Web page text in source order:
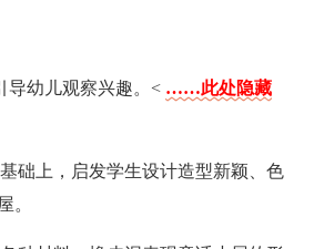
导幼儿观察兴趣。< ……此处隐藏
础上，启发学生设计造型新颖、色
。